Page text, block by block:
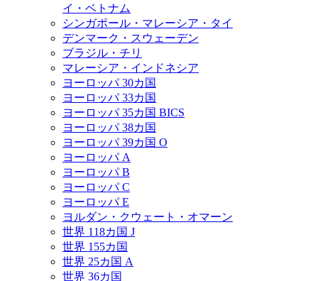
イ・ベトナム
シンガポール・マレーシア・タイ
デンマーク・スウェーデン
ブラジル・チリ
マレーシア・インドネシア
ヨーロッパ 30カ国
ヨーロッパ 33カ国
ヨーロッパ 35カ国 BICS
ヨーロッパ 38カ国
ヨーロッパ 39カ国 O
ヨーロッパ A
ヨーロッパ B
ヨーロッパ C
ヨーロッパ E
ヨルダン・クウェート・オマーン
世界 118カ国 J
世界 155カ国
世界 25カ国 A
世界 36カ国